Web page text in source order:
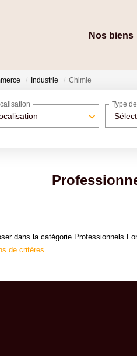
Nos biens
Industrie Chimie
Type
dans la catégorie Professionnels
de critères.